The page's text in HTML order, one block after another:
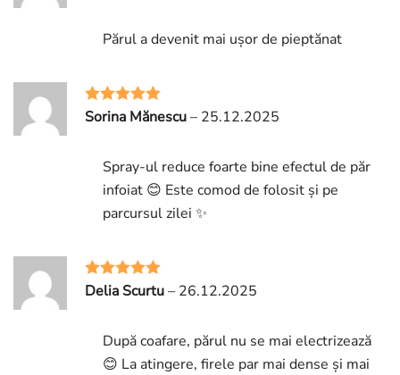
Părul a devenit mai ușor de pieptănat
Rated5out
Sorina Mănescu– 25.12.2025
Spray-ul reduce foarte bine efectul de păr
infoiat 😊 Este comod de folosit și pe
parcursul zilei ✨
Rated5out
Delia Scurtu– 26.12.2025
După coafare, părul nu se mai electrizează
😊 La atingere, firele par mai dense și mai